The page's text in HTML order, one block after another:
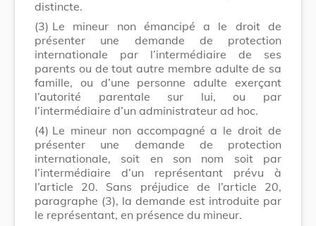
distincte.
(3) Le mineur non émancipé a le droit de
présenter une demande de protection
internationale par l’intermédiaire de ses
parents ou de tout autre membre adulte de sa
famille, ou d’une personne adulte exerçant
l’autorité parentale sur lui, ou par
l’intermédiaire d’un administrateur ad hoc.
(4) Le mineur non accompagné a le droit de
présenter une demande de protection
internationale, soit en son nom soit par
l’intermédiaire d’un représentant prévu à
l’article 20. Sans préjudice de l’article 20,
paragraphe (3), la demande est introduite par
le représentant, en présence du mineur.